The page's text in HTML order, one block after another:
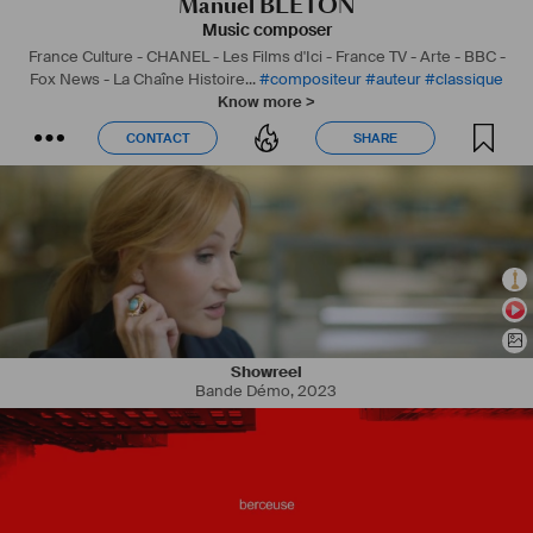
Manuel BLETON
Music composer
France Culture - CHANEL - Les Films d'Ici - France TV - Arte - BBC -
Fox News - La Chaîne Histoire...#compositeur#auteur#classique
Know more >
CONTACT SHARE
CONTACT SHARE
Showreel
Bande Démo,2023
-_-_-_-_-_-_-_-_-_-_-_-_-_-_-_-_-_-_-_-_-_-_-_-_-_-_-_-_-_-_-_-_-_-_-_-_-_-
_-_-_-_-_-_-_-_-_-_-_-_-_-_-_-_-_
mathieu.montbroussous@gmail.com